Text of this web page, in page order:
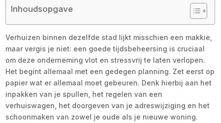
Inhoudsopgave
Verhuizen binnen dezelfde stad lijkt misschien een makkie,
maar vergis je niet: een goede tijdsbeheersing is cruciaal
om deze onderneming vlot en stressvrij te laten verlopen.
Het begint allemaal met een gedegen planning. Zet eerst op
papier wat er allemaal moet gebeuren. Denk hierbij aan het
inpakken van je spullen, het regelen van een
verhuiswagen, het doorgeven van je adreswijziging en het
schoonmaken van zowel je oude als je nieuwe woning.